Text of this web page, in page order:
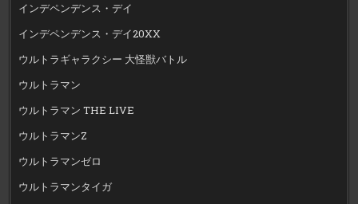
インデペンデンス・デイ
インデペンデンス・デイ20XX
ウルトラギャラクシー 大怪獣バトル
ウルトラマン
ウルトラマン THE LIVE
ウルトラマンZ
ウルトラマンゼロ
ウルトラマンタイガ